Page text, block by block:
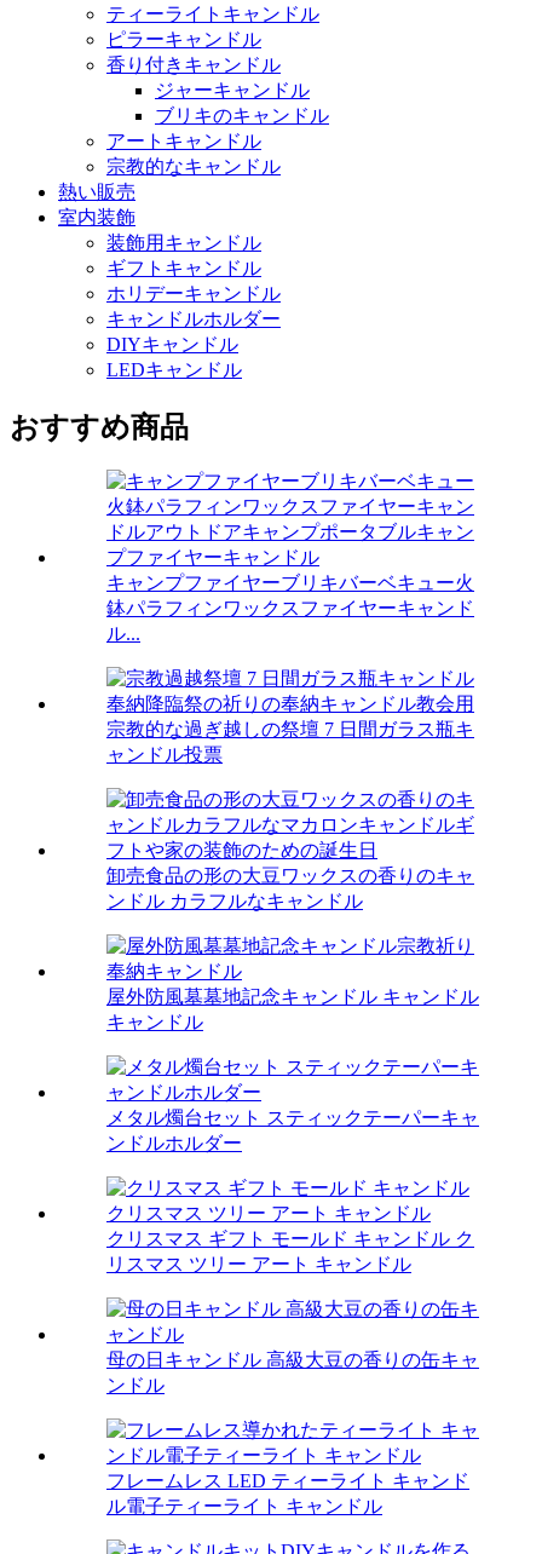
ティーライトキャンドル
ピラーキャンドル
香り付きキャンドル
ジャーキャンドル
ブリキのキャンドル
アートキャンドル
宗教的なキャンドル
熱い販売
室内装飾
装飾用キャンドル
ギフトキャンドル
ホリデーキャンドル
キャンドルホルダー
DIYキャンドル
LEDキャンドル
おすすめ商品
キャンプファイヤーブリキバーベキュー火
鉢パラフィンワックスファイヤーキャンド
ル...
宗教的な過ぎ越しの祭壇 7 日間ガラス瓶キ
ャンドル投票
卸売食品の形の大豆ワックスの香りのキャ
ンドル カラフルなキャンドル
屋外防風墓墓地記念キャンドル キャンドル
キャンドル
メタル燭台セット スティックテーパーキャ
ンドルホルダー
クリスマス ギフト モールド キャンドル ク
リスマス ツリー アート キャンドル
母の日キャンドル 高級大豆の香りの缶キャ
ンドル
フレームレス LED ティーライト キャンド
ル電子ティーライト キャンドル